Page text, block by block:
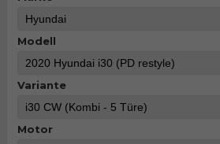
Modell
Variante
Motor